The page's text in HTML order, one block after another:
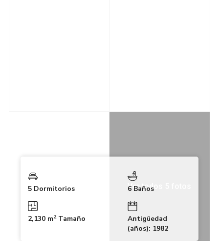
Ver todos 5 fotos
5 Dormitorios 6 Baños
2,130 m2Tamaño
Antigüedad
(años): 1982